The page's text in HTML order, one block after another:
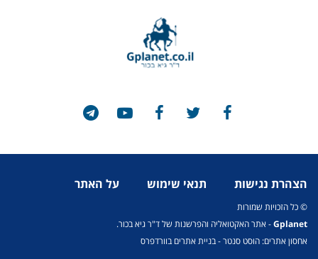
הצהרת נגישות תנאי שימוש על האתר
© כל הזכויות שמורות
Gplanet- אתר האקטואליה והפרשנות של ד"ר גיא בכור.
אחסון אתרים: הוסט סנטר-בניית אתרים בוורדפרס